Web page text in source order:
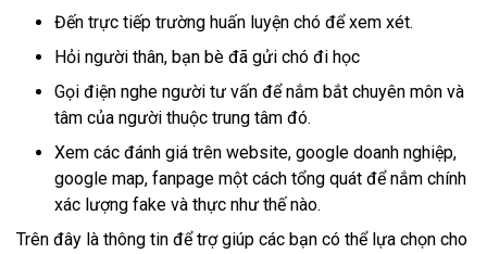
Đến trực tiếp trường huấn luyện chó để xem xét.
Hỏi người thân, bạn bè đã gửi chó đi học
Gọi điện nghe người tư vấn để nắm bắt chuyên môn và
tâm của người thuộc trung tâm đó.
Xem các đánh giá trên website, google doanh nghiệp,
google map, fanpage một cách tổng quát để nắm chính
xác lượng fake và thực như thế nào.
Trên đây là thông tin để trợ giúp các bạn có thể lựa chọn cho